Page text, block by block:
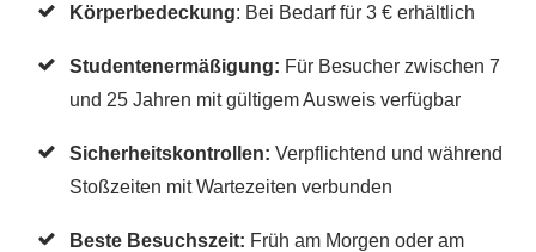
Körperbedeckung: Bei Bedarf für 3 € erhältlich
Studentenermäßigung: Für Besucher zwischen 7
und 25 Jahren mit gültigem Ausweis verfügbar
Sicherheitskontrollen: Verpflichtend und während
Stoßzeiten mit Wartezeiten verbunden
Beste Besuchszeit: Früh am Morgen oder am